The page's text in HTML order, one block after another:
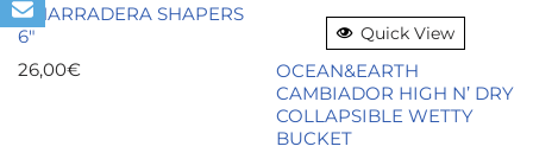
AMARRADERA SHAPERS
6″
26,00€
Quick View
OCEAN&EARTH
CAMBIADOR HIGH N’ DRY
COLLAPSIBLE WETTY
BUCKET